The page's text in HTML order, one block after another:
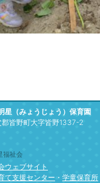
（みょうじょう）保育園
皆野町大字皆野1337-2
福祉会
ウェブサイト
て支援センター ・ 学童保育所